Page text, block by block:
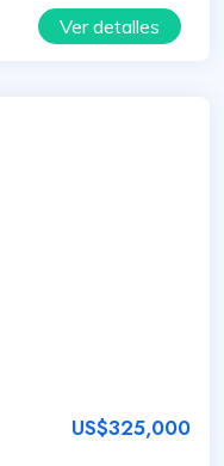
Ver detalles
US$325,000